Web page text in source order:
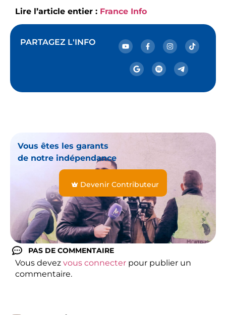
Lire l’article entier : France Info
PARTAGEZ L'INFO
Vous êtes les garants
de notre indépendance
Devenir Contributeur
PAS DE COMMENTAIRE
Vous devez vous connecter pour publier un
commentaire.